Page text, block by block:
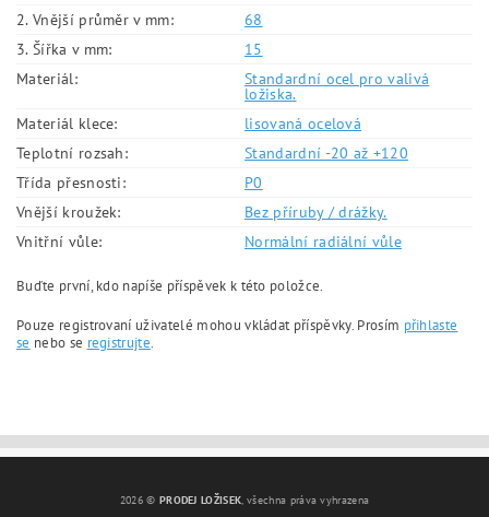
2. Vnější průměr v mm:
68
3. Šířka v mm:
15
Materiál:
Standardní ocel pro valivá
ložiska.
Materiál klece:
lisovaná ocelová
Teplotní rozsah:
Standardní -20 až +120
Třída přesnosti:
P0
Vnější kroužek:
Bez příruby / drážky.
Vnitřní vůle:
Normální radiální vůle
Buďte první, kdo napíše příspěvek k této položce.
Pouze registrovaní uživatelé mohou vkládat příspěvky. Prosím přihlaste
se nebo se registrujte.
2026 © PRODEJ LOŽISEK, všechna práva vyhrazena